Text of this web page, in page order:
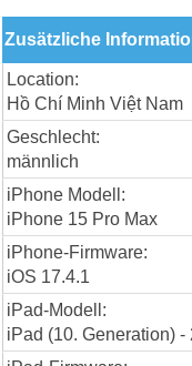
Zusätzliche
Location:
Hồ Chí Minh Việt Nam
Geschlecht:
männlich
iPhone Modell:
iPhone 15 Pro Max
iPhone-Firmware:
iOS 17.4.1
iPad-Modell:
iPad (10. Generation) -